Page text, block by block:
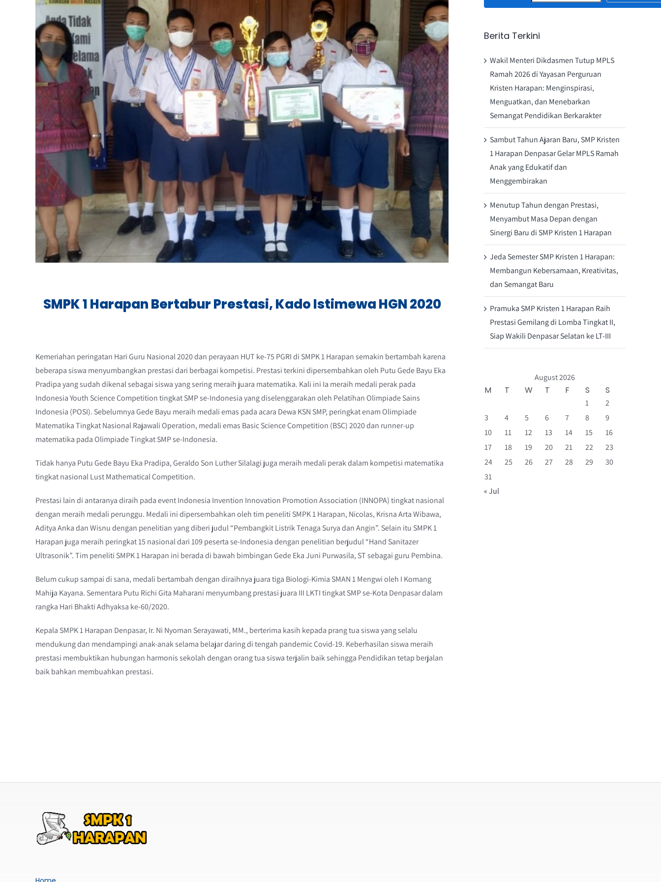
SMPK 1 Harapan Bertabur Prestasi, Kado Istimewa HGN 2020
Kemeriahan peringatan Hari Guru Nasional 2020 dan perayaan HUT ke-75 PGRI di SMPK 1 Harapan semakin bertambah karena
beberapa siswa menyumbangkan prestasi dari berbagai kompetisi. Prestasi terkini dipersembahkan oleh Putu Gede Bayu Eka
Pradipa yang sudah dikenal sebagai siswa yang sering meraih juara matematika. Kali ini Ia meraih medali perak pada
Indonesia Youth Science Competition tingkat SMP se-Indonesia yang diselenggarakan oleh Pelatihan Olimpiade Sains
Indonesia (POSI). Sebelumnya Gede Bayu meraih medali emas pada acara Dewa KSN SMP, peringkat enam Olimpiade
Matematika Tingkat Nasional Rajawali Operation, medali emas Basic Science Competition (BSC) 2020 dan runner-up
matematika pada Olimpiade Tingkat SMP se-Indonesia.
Tidak hanya Putu Gede Bayu Eka Pradipa, Geraldo Son Luther Silalagi juga meraih medali perak dalam kompetisi matematika
tingkat nasional Lust Mathematical Competition.
Prestasi lain di antaranya diraih pada event Indonesia Invention Innovation Promotion Association (INNOPA) tingkat nasional
dengan meraih medali perunggu. Medali ini dipersembahkan oleh tim peneliti SMPK 1 Harapan, Nicolas, Krisna Arta Wibawa,
Aditya Anka dan Wisnu dengan penelitian yang diberi judul “Pembangkit Listrik Tenaga Surya dan Angin”. Selain itu SMPK 1
Harapan juga meraih peringkat 15 nasional dari 109 peserta se-Indonesia dengan penelitian berjudul “Hand Sanitazer
Ultrasonik”. Tim peneliti SMPK 1 Harapan ini berada di bawah bimbingan Gede Eka Juni Purwasila, ST sebagai guru Pembina.
Belum cukup sampai di sana, medali bertambah dengan diraihnya juara tiga Biologi-Kimia SMAN 1 Mengwi oleh I Komang
Mahija Kayana. Sementara Putu Richi Gita Maharani menyumbang prestasi juara III LKTI tingkat SMP se-Kota Denpasar dalam
rangka Hari Bhakti Adhyaksa ke-60/2020.
Kepala SMPK 1 Harapan Denpasar, Ir. Ni Nyoman Serayawati, MM., berterima kasih kepada prang tua siswa yang selalu
mendukung dan mendampingi anak-anak selama belajar daring di tengah pandemic Covid-19. Keberhasilan siswa meraih
prestasi membuktikan hubungan harmonis sekolah dengan orang tua siswa terjalin baik sehingga Pendidikan tetap berjalan
baik bahkan membuahkan prestasi.
Berita Terkini
Wakil Menteri Dikdasmen Tutup MPLS
Ramah 2026 di Yayasan Perguruan
Kristen Harapan: Menginspirasi,
Menguatkan, dan Menebarkan
Semangat Pendidikan Berkarakter
Sambut Tahun Ajaran Baru, SMP Kristen
1 Harapan Denpasar Gelar MPLS Ramah
Anak yang Edukatif dan
Menggembirakan
Menutup Tahun dengan Prestasi,
Menyambut Masa Depan dengan
Sinergi Baru di SMP Kristen 1 Harapan
Jeda Semester SMP Kristen 1 Harapan:
Membangun Kebersamaan, Kreativitas,
dan Semangat Baru
Pramuka SMP Kristen 1 Harapan Raih
Prestasi Gemilang di Lomba Tingkat II,
Siap Wakili Denpasar Selatan ke LT-III
August 2026
M T W T F S S
1
2
3
4 5 6 7 8
9
10
11 12 13 14 15
16
17
18 19 20 21 22
23
24
25 26 27 28 29
30
31
« Jul